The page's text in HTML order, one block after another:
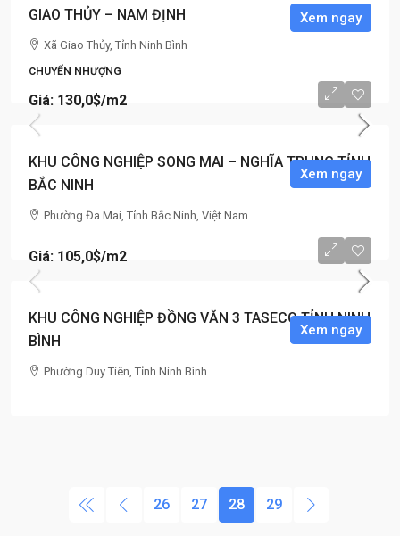
GIAO THỦY – NAM ĐỊNH
Xã Giao Thủy, Tỉnh Ninh Bình
CHUYỂN NHƯỢNG
Xem ngay
Giá: 130,0$/m2
KHU CÔNG NGHIỆP SONG MAI – NGHĨA TRUNG TỈNH
BẮC NINH
Phường Đa Mai, Tỉnh Bắc Ninh, Việt Nam
Xem ngay
Giá: 105,0$/m2
KHU CÔNG NGHIỆP ĐỒNG VĂN 3 TASECO TỈNH NINH
BÌNH
Phường Duy Tiên, Tỉnh Ninh Bình
Xem ngay
26 27 28 29